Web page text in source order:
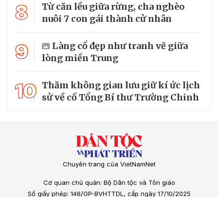
8
Từ căn lều giữa rừng, cha nghèo
nuôi 7 con gái thành cử nhân
9
Làng cổ đẹp như tranh vẽ giữa
lòng miền Trung
10 Thăm không gian lưu giữ kí ức lịch
sử về cố Tổng Bí thư Trường Chinh
Chuyên trang của VietNamNet
Cơ quan chủ quản: Bộ Dân tộc và Tôn giáo
Số giấy phép: 146/GP-BVHTTDL, cấp ngày 17/10/2025